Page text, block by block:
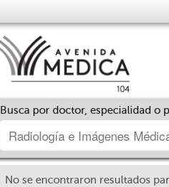
Busca por doctor, especialidad o